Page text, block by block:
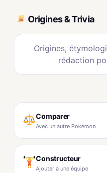
Origines & Trivia
Origines,
rédaction
Comparer
Avec un autre Pokémon
Constructeur
Ajouter à une équipe